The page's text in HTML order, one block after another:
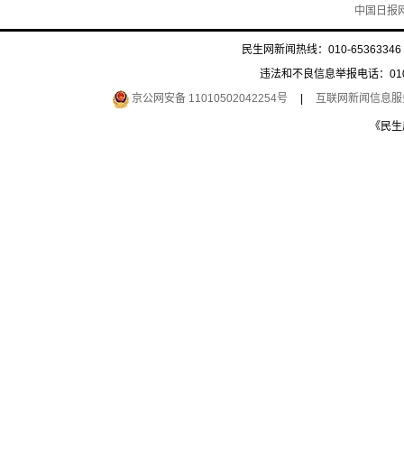
中国日报
民生网新闻热线：010-
违法和不良信息举报电话：
京公网安备 11010502042254号
互联网新闻信息
《民